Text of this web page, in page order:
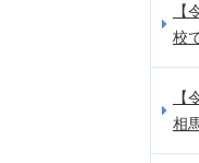
校
相